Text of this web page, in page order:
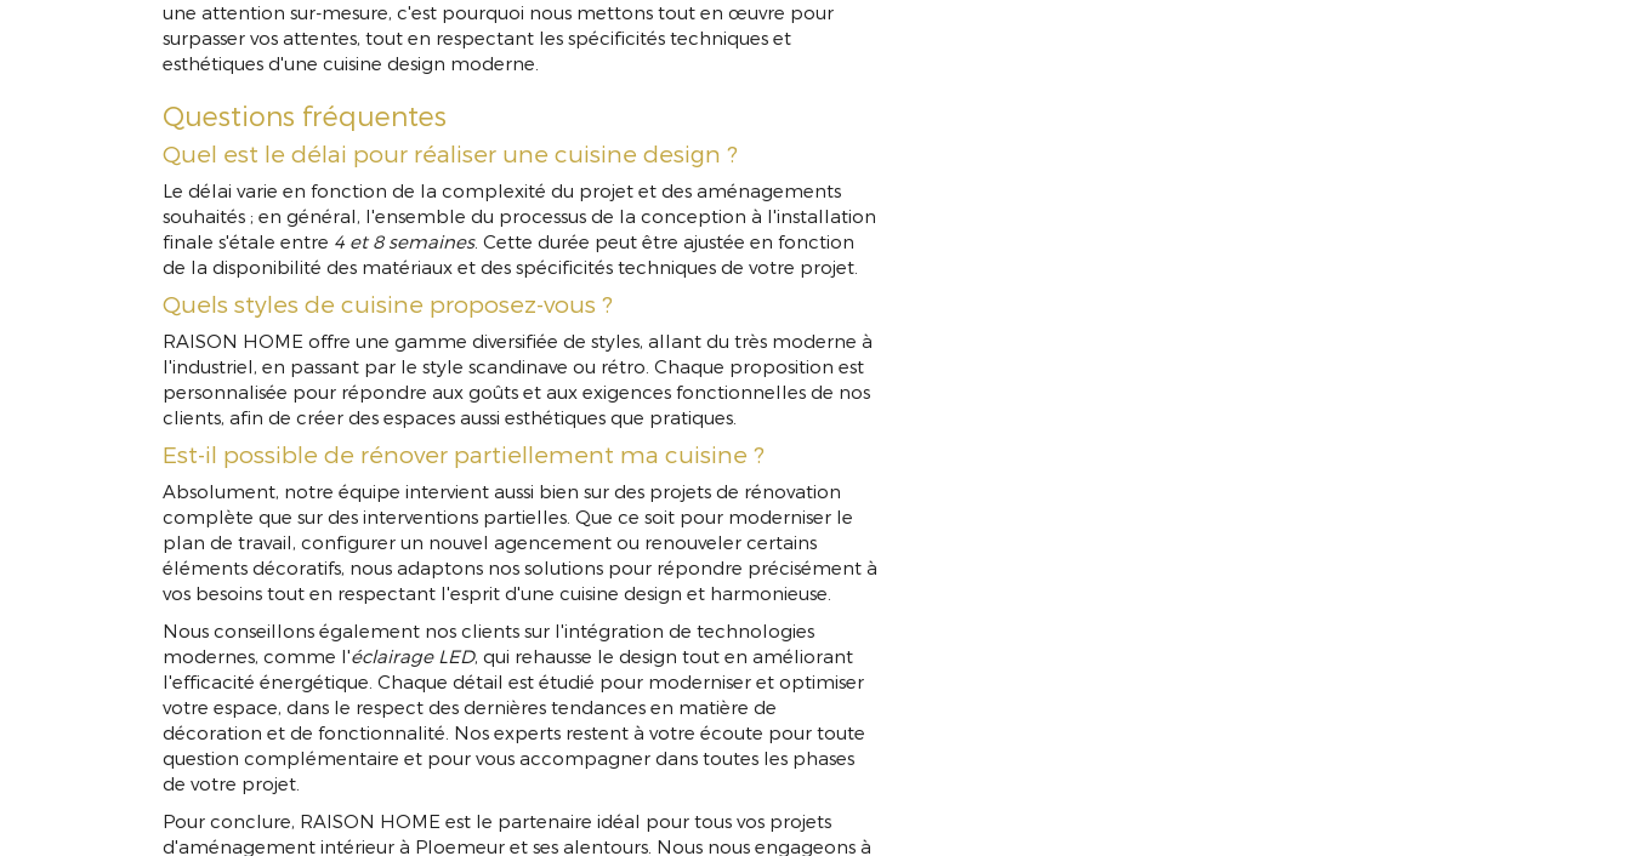
une attention sur-mesure, c'est pourquoi nous mettons tout en œuvre pour
surpasser vos attentes, tout en respectant les spécificités techniques et
esthétiques d'une cuisine design moderne.
Questions fréquentes
Quel est le délai pour réaliser une cuisine design ?
Le délai varie en fonction de la complexité du projet et des aménagements
souhaités ; en général, l'ensemble du processus de la conception à l'installation
finale s'étale entre 4 et 8 semaines. Cette durée peut être ajustée en fonction
de la disponibilité des matériaux et des spécificités techniques de votre projet.
Quels styles de cuisine proposez-vous ?
RAISON HOME offre une gamme diversifiée de styles, allant du très moderne à
l'industriel, en passant par le style scandinave ou rétro. Chaque proposition est
personnalisée pour répondre aux goûts et aux exigences fonctionnelles de nos
clients, afin de créer des espaces aussi esthétiques que pratiques.
Est-il possible de rénover partiellement ma cuisine ?
Absolument, notre équipe intervient aussi bien sur des projets de rénovation
complète que sur des interventions partielles. Que ce soit pour moderniser le
plan de travail, configurer un nouvel agencement ou renouveler certains
éléments décoratifs, nous adaptons nos solutions pour répondre précisément à
vos besoins tout en respectant l'esprit d'une cuisine design et harmonieuse.
Nous conseillons également nos clients sur l'intégration de technologies
modernes, comme l'éclairage LED, qui rehausse le design tout en améliorant
l'efficacité énergétique. Chaque détail est étudié pour moderniser et optimiser
votre espace, dans le respect des dernières tendances en matière de
décoration et de fonctionnalité. Nos experts restent à votre écoute pour toute
question complémentaire et pour vous accompagner dans toutes les phases
de votre projet.
Pour conclure, RAISON HOME est le partenaire idéal pour tous vos projets
d'aménagement intérieur à Ploemeur et ses alentours. Nous nous engageons à